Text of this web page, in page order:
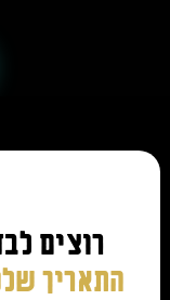
רוצים
התאריך